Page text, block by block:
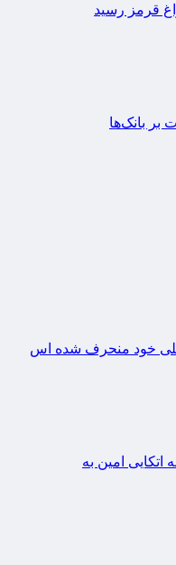
قرمز رسید
بر بانک‌ها
خود منحرف شده اس
امین به